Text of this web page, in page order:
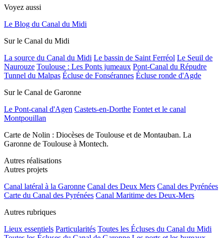
Voyez aussi
Le Blog du Canal du Midi
Sur le Canal du Midi
La source du Canal du Midi Le bassin de Saint Ferréol Le Seuil de
Naurouze Toulouse : Les Ponts jumeaux Pont-Canal du Répudre
Tunnel du Malpas Écluse de Fonsérannes Écluse ronde d'Agde
Sur le Canal de Garonne
Le Pont-canal d'Agen Castets-en-Dorthe Fontet et le canal
Montpouillan
Carte de Nolin : Diocèses de Toulouse et de Montauban. La
Garonne de Toulouse à Montech.
Autres réalisations
Autres projets
Canal latéral à la Garonne Canal des Deux Mers Canal des Pyrénées
Carte du Canal des Pyrénées Canal Maritime des Deux-Mers
Autres rubriques
Lieux essentiels Particularités Toutes les Écluses du Canal du Midi